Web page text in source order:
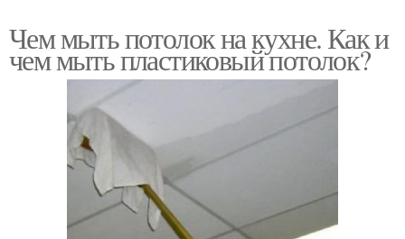
Чем мыть потолок на кухне. Как и
чем мыть пластиковый потолок?